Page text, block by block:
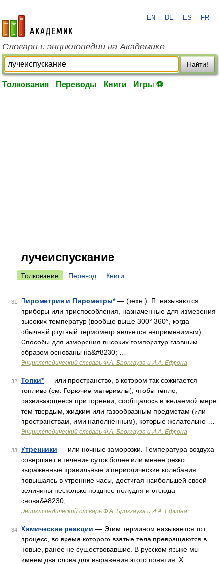
academic.ru
EN DE ES FR
Словари и энциклопедии на Академике
Найти!
Толкования Переводы Книги Игры ⚽
лучеиспускание
Толкование Перевод Книги
31 Пирометрия и Пирометры*— (техн.). П. называются
приборы или приспособления, назначенные для измерения
высоких температур (вообще выше 300° 360°, когда
обычный ртутный термометр является неприменимым).
Способы для измерения высоких температур главным
образом основаны на&#8230; …
Энциклопедический словарь Ф.А. Брокгауза и И.А. Ефрона
32 Топки*— или пространство, в котором так сожигается
топливо (см. Горючие материалы), чтобы тепло,
развивающееся при горении, сообщалось в желаемой мере
тем твердым, жидким или газообразным предметам (или
пространствам, ими наполненным), которые желательно …
Энциклопедический словарь Ф.А. Брокгауза и И.А. Ефрона
33 Утренники — или ночные заморозки. Температура воздуха
совершает в течение суток более или менее резко
выраженные правильные и периодические колебания,
повышаясь в утренние часы, достигая наибольшей своей
величины несколько позднее полудня и отсюда
снова&#8230; …
Энциклопедический словарь Ф.А. Брокгауза и И.А. Ефрона
34 Химические реакции — Этим термином называется тот
процесс, во время которого взятые тела превращаются в
новые, ранее не существовавшие. В русском языке мы
имеем два слова для выражения этого понятия: X.